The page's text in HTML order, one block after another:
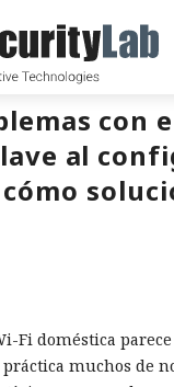
con
al
Fi doméstica
muchos de